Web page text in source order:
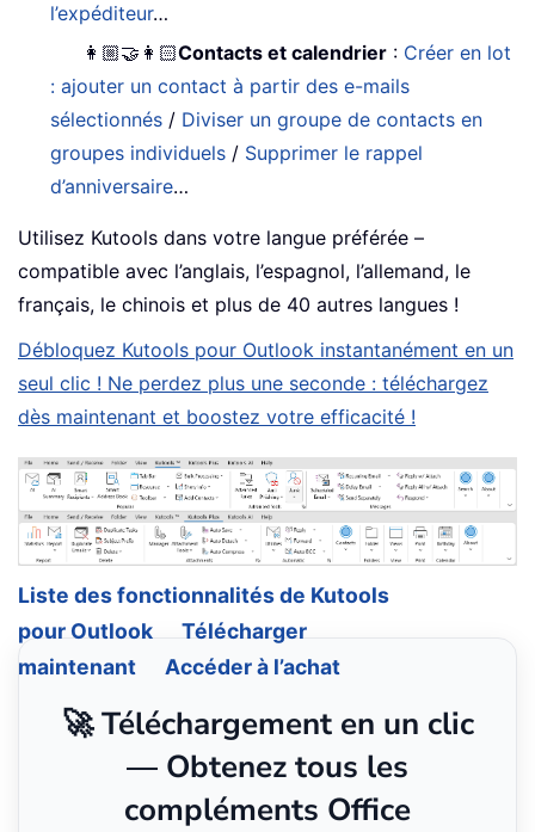
l’expéditeur…
👩🏼‍🤝‍👩🏻Contacts et calendrier : Créer en lot
: ajouter un contact à partir des e-mails
sélectionnés / Diviser un groupe de contacts en
groupes individuels / Supprimer le rappel
d’anniversaire…
Utilisez Kutools dans votre langue préférée –
compatible avec l’anglais, l’espagnol, l’allemand, le
français, le chinois et plus de 40 autres langues !
Débloquez Kutools pour Outlook instantanément en un
seul clic ! Ne perdez plus une seconde : téléchargez
dès maintenant et boostez votre efficacité !
Liste des fonctionnalités de Kutools
pour Outlook
Télécharger
maintenant
Accéder à l’achat
🚀 Téléchargement en un clic
— Obtenez tous les
compléments Office